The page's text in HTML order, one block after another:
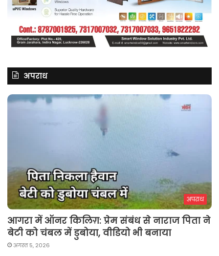
अपराध
अपराध
आगरा में ऑनर किलिग़: प्रेम संबंध से नाराज पिता ने
बेटी को चंबल में डुबोया, वीडियो भी बनाया
अगस्त 5, 2026